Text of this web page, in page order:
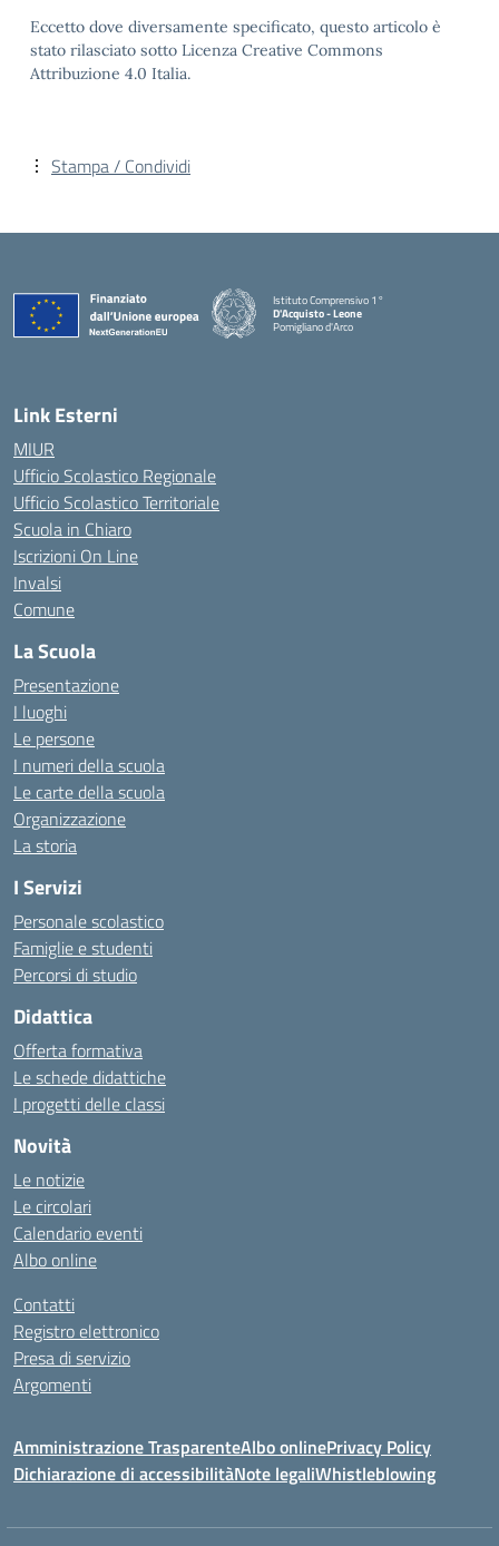
Eccetto dove diversamente specificato, questo articolo è
stato rilasciato sotto Licenza Creative Commons
Attribuzione 4.0 Italia.
Stampa / Condividi
Istituto Comprensivo 1°
D'Acquisto - Leone
Pomigliano d'Arco
— Visita la pagina iniziale della scuola
Link Esterni
MIUR
Ufficio Scolastico Regionale
Ufficio Scolastico Territoriale
Scuola in Chiaro
Iscrizioni On Line
Invalsi
Comune
La Scuola
Presentazione
I luoghi
Le persone
I numeri della scuola
Le carte della scuola
Organizzazione
La storia
I Servizi
Personale scolastico
Famiglie e studenti
Percorsi di studio
Didattica
Offerta formativa
Le schede didattiche
I progetti delle classi
Novità
Le notizie
Le circolari
Calendario eventi
Albo online
Contatti
Registro elettronico
Presa di servizio
Argomenti
Amministrazione TrasparenteAlbo onlinePrivacy Policy
Dichiarazione di accessibilitàNote legaliWhistleblowing